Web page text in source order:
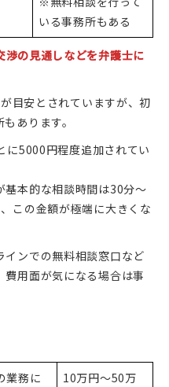
いる事務所もある
渉の見通しなどを弁護士に
目安とされていますが、初
あります。
に5000円程度追加されてい
基本的な相談時間は30分～
この金額が極端に大きくな
インでの無料相談窓口など
用面が気になる場合は事
業務に
10万円～50万